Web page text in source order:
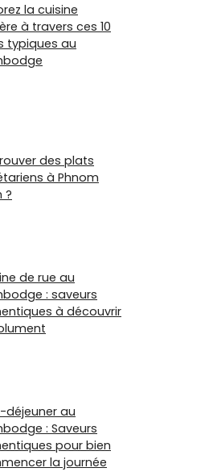
la cuisine
à travers ces 10
typiques au
des plats
à Phnom
?
de rue au
: saveurs
à découvrir
déjeuner au
: Saveurs
pour bien
la journée